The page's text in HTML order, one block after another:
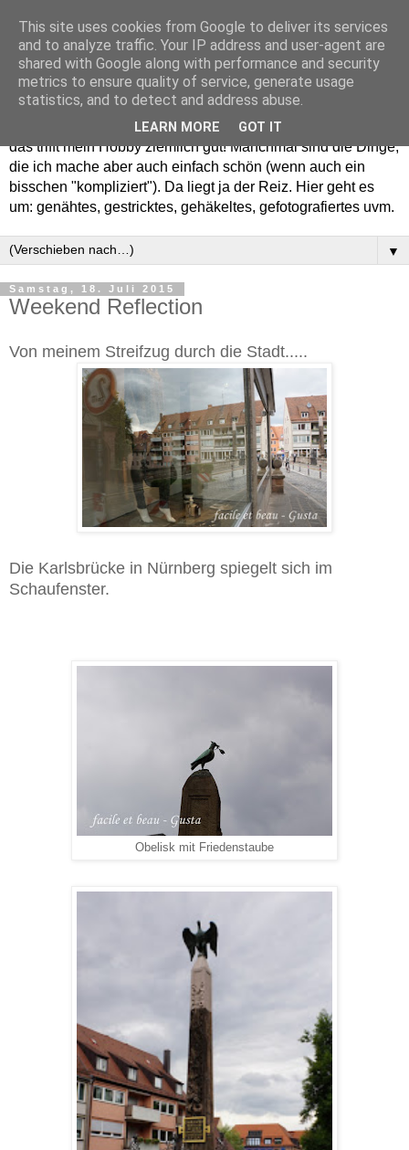
Willkommen in meinem "Wohnzimmer". Einfach und schön -
das trifft mein Hobby ziemlich gut! Manchmal sind die Dinge,
die ich mache aber auch einfach schön (wenn auch ein
bisschen "kompliziert"). Da liegt ja der Reiz. Hier geht es
um: genähtes, gestricktes, gehäkeltes, gefotografiertes uvm.
▼
Samstag, 18. Juli 2015
Weekend Reflection
Von meinem Streifzug durch die Stadt.....
Die Karlsbrücke in Nürnberg spiegelt sich im
Schaufenster.
Obelisk mit Friedenstaube
This site uses cookies from Google to deliver its services
and to analyze traffic. Your IP address and user-agent are
shared with Google along with performance and security
metrics to ensure quality of service, generate usage
statistics, and to detect and address abuse.
LEARN MORE GOT IT